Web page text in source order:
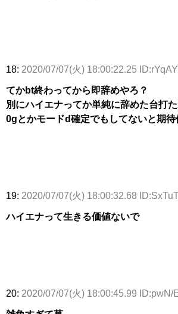
18: 2020/07/07(火) 18:00:22.25
てかbt終わってから即辞めやろ？
別にハイエナってか単純に辞めた台打
0gとかモードd確定でもしてないと期
19: 2020/07/07(火) 18:00:32.68
ハイエナって生きる価値ないで
20: 2020/07/07(火) 18:00:45.99 ID:pwN/